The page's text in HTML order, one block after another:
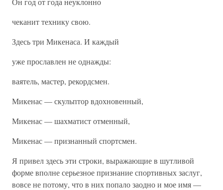
чеканит технику свою.
Здесь три Микенаса. И каждый
уже прославлен не однажды:
ваятель, мастер, рекордсмен.
Микенас — скульптор вдохновенный,
Микенас — шахматист отменный,
Микенас — признанный спортсмен.
Я привел здесь эти строки, выражающие в шутливой
форме вполне серьезное признание спортивных заслуг,
вовсе не потому, что в них попало заодно и мое имя —